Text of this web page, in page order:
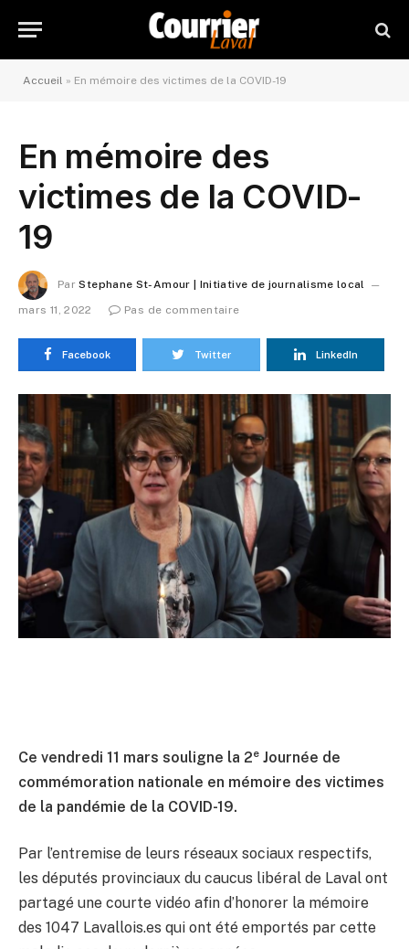
Accueil » En mémoire des victimes de la COVID-19
En mémoire des
victimes de la COVID-
19
Par Stephane St-Amour | Initiative de journalisme local
mars 11, 2022
Pas de commentaire
Facebook Twitter LinkedIn
Ce vendredi 11 mars souligne la 2e Journée de
commémoration nationale en mémoire des victimes
de la pandémie de la COVID-19.
Par l’entremise de leurs réseaux sociaux respectifs,
les députés provinciaux du caucus libéral de Laval ont
partagé une courte vidéo afin d’honorer la mémoire
des 1047 Lavallois.es qui ont été emportés par cette